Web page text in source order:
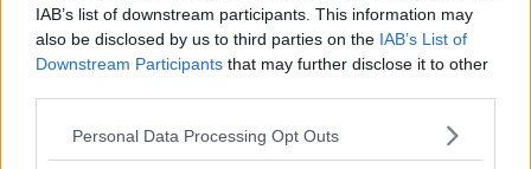
IAB’s list of downstream participants. This information may
also be disclosed by us to third parties on the IAB’s List of
Downstream Participants that may further disclose it to other
Please note that this website/app uses one or more Google
Personal Data Processing Opt Outs